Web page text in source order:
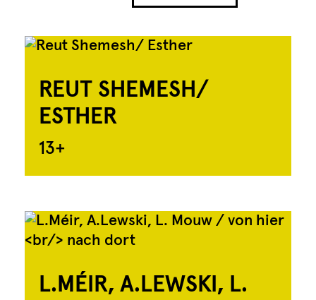
REUT SHEMESH/
ESTHER
13+
L.MÉIR, A.LEWSKI, L.